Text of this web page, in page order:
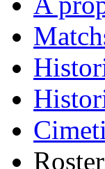
Roster